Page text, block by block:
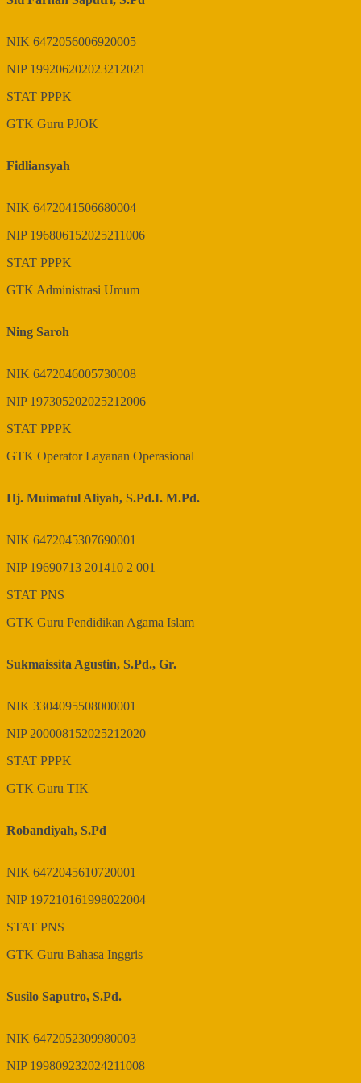
NIK 6472056006920005
NIP 199206202023212021
STAT PPPK
GTK Guru PJOK
Fidliansyah
NIK 6472041506680004
NIP 196806152025211006
STAT PPPK
GTK Administrasi Umum
Ning Saroh
NIK 6472046005730008
NIP 197305202025212006
STAT PPPK
GTK Operator Layanan Operasional
Hj. Muimatul Aliyah, S.Pd.I. M.Pd.
NIK 6472045307690001
NIP 19690713 201410 2 001
STAT PNS
GTK Guru Pendidikan Agama Islam
Sukmaissita Agustin, S.Pd., Gr.
NIK 3304095508000001
NIP 200008152025212020
STAT PPPK
GTK Guru TIK
Robandiyah, S.Pd
NIK 6472045610720001
NIP 197210161998022004
STAT PNS
GTK Guru Bahasa Inggris
Susilo Saputro, S.Pd.
NIK 6472052309980003
NIP 199809232024211008